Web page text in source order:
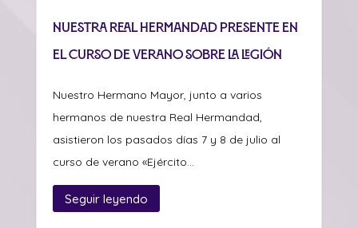
Nuestra Real Hermandad presente en
el curso de verano sobre La Legión
Nuestro Hermano Mayor, junto a varios
hermanos de nuestra Real Hermandad,
asistieron los pasados días 7 y 8 de julio al
curso de verano «Ejército...
Seguir leyendo